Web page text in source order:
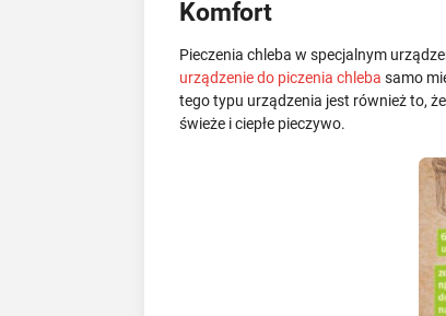
Komfort
Pieczenia chleba w specjalnym
urządzenie do piczenia chleba samo
tego typu urządzenia jest również to,
świeże i ciepłe pieczywo.